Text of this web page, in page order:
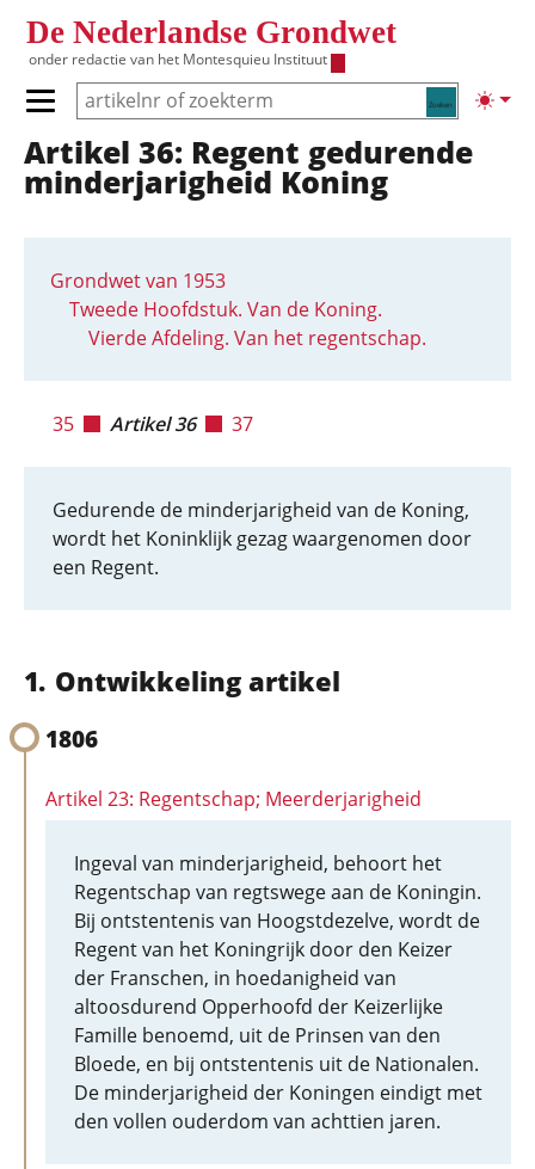
De Nederlandse Grondwet
onder redactie van het Montesquieu Instituut
Zoeken
Primair menu tonen/verbergen
Hoofdnavigatie
Artikel 36: Regent gedurende
minderjarigheid Koning
Grondwet van 1953
Tweede Hoofdstuk. Van de Koning.
Vierde Afdeling. Van het regentschap.
35 Artikel 36 37
Gedurende de minderjarigheid van de Koning,
wordt het Koninklijk gezag waargenomen door
een Regent.
Ontwikkeling artikel
1806
Artikel 23: Regentschap; Meerderjarigheid
Ingeval van minderjarigheid, behoort het
Regentschap van regtswege aan de Koningin.
Bij ontstentenis van Hoogstdezelve, wordt de
Regent van het Koningrijk door den Keizer
der Franschen, in hoedanigheid van
altoosdurend Opperhoofd der Keizerlijke
Famille benoemd, uit de Prinsen van den
Bloede, en bij ontstentenis uit de Nationalen.
De minderjarigheid der Koningen eindigt met
den vollen ouderdom van achttien jaren.